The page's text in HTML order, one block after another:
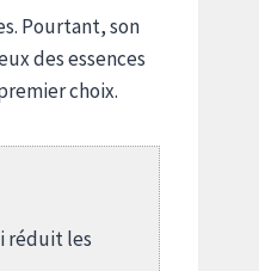
Pourtant, son
des essences
choix.
réduit les